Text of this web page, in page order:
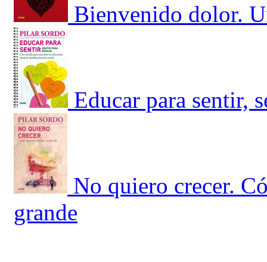
Bienvenido dolor.
Educar para sentir,
No quiero crecer.
grande